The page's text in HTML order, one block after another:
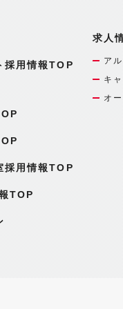
採用情報TOP
採用情報TOP
TOP
求人
ア
キ
オ